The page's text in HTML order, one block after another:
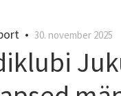
• 30. november 2025